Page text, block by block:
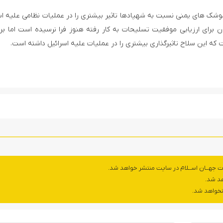
های یمنی نسبت به شهپادها تاثیر بیشتری را در عملیات نظامی علیه
برای ارزیابی موفقیت تسلیحات به کار رفته هنوز فرا نرسیده است اما
این سلاح تاثیرگذاری بیشتری را در عملیات علیه اسرائیل داشته است.
جهــان اســلام در سایت منتشر خواهد شد.
شد.
نخواهد شد.